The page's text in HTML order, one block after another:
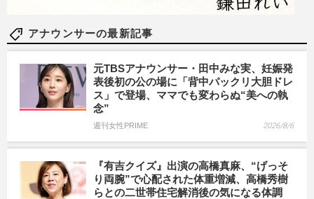
アナウンサーの最新記事
元TBSアナウンサー・田中みな実、妊娠発
表後初の公の場に「背中パックリ大胆ドレ
ス」で登場、ママでも変わらぬ“美への執
念”
週刊女性PRIME 2026/8/6
『有吉クイズ』出演の高橋真麻、“げっそ
り両腕”で心配された体重増減、高橋秀樹
らとの二世帯住宅解消後の気になる体調